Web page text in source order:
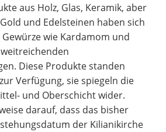
aus Holz, Glas, Keramik, aber
und Edelsteinen haben sich
wie Kardamom und
Diese Produkte standen
Verfügung, sie spiegeln die
und Oberschicht wider.
darauf, dass das bisher
der Kilianikirche